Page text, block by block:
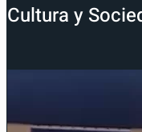
Cultura y